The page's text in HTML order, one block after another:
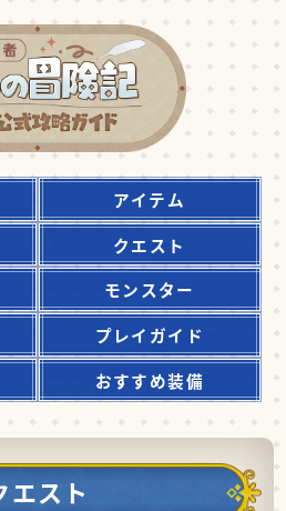
アイテム
クエスト
モンスター
プレイガイド
おすすめ装備
エスト